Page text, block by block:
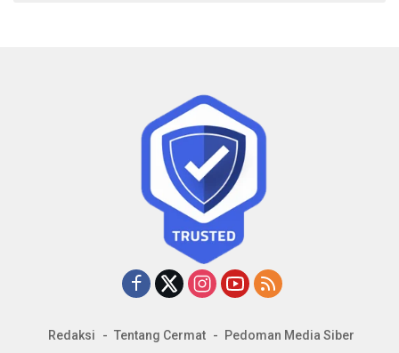
Redaksi Tentang Cermat
Pedoman Media Siber